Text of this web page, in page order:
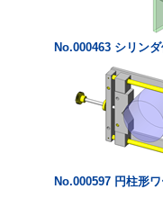
No.000463 シリン
No.000597 円柱形